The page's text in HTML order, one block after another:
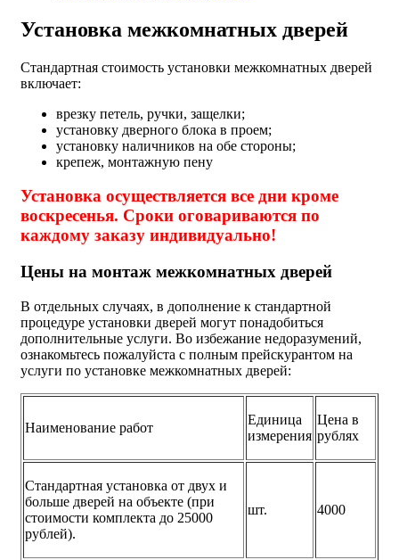
Установка межкомнатных дверей
Стандартная стоимость установки межкомнатных дверей
включает:
врезку петель, ручки, защелки;
установку дверного блока в проем;
установку наличников на обе стороны;
крепеж, монтажную пену
Установка осуществляется все дни кроме
воскресенья. Сроки оговариваются по
каждому заказу индивидуально!
Цены на монтаж межкомнатных дверей
В отдельных случаях, в дополнение к стандартной
процедуре установки дверей могут понадобиться
дополнительные услуги. Во избежание недоразумений,
ознакомьтесь пожалуйста с полным прейскурантом на
услуги по установке межкомнатных дверей:
Наименование работ
Единица
измерения
Цена в
рублях
Стандартная установка от двух и
больше дверей на объекте (при
стоимости комплекта до 25000
рублей).
шт. 4000